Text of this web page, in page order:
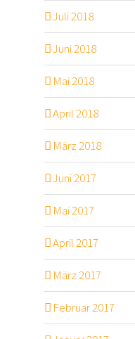
Juli 2018
Juni 2018
Mai 2018
April 2018
März 2018
Juni 2017
Mai 2017
April 2017
März 2017
Februar 2017